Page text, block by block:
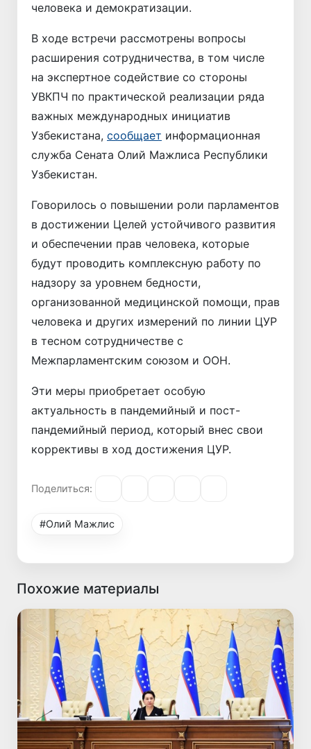
человека и демократизации.
В ходе встречи рассмотрены вопросы
расширения сотрудничества, в том числе
на экспертное содействие со стороны
УВКПЧ по практической реализации ряда
важных международных инициатив
Узбекистана, сообщает информационная
служба Сената Олий Мажлиса Республики
Узбекистан.
Говорилось о повышении роли парламентов
в достижении Целей устойчивого развития
и обеспечении прав человека, которые
будут проводить комплексную работу по
надзору за уровнем бедности,
организованной медицинской помощи, прав
человека и других измерений по линии ЦУР
в тесном сотрудничестве с
Межпарламентским союзом и ООН.
Эти меры приобретает особую
актуальность в пандемийный и пост-
пандемийный период, который внес свои
коррективы в ход достижения ЦУР.
Поделиться:
#Олий Мажлис
Похожие материалы